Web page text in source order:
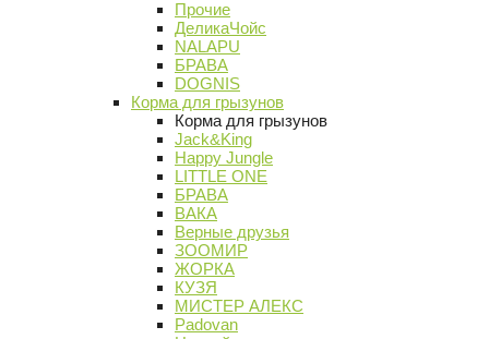
Прочие
ДеликаЧойс
NALAPU
БРАВА
DOGNIS
Корма для грызунов
Корма для грызунов
Jack&King
Happy Jungle
LITTLE ONE
БРАВА
ВАКА
Верные друзья
ЗООМИР
ЖОРКА
КУЗЯ
МИСТЕР АЛЕКС
Padovan